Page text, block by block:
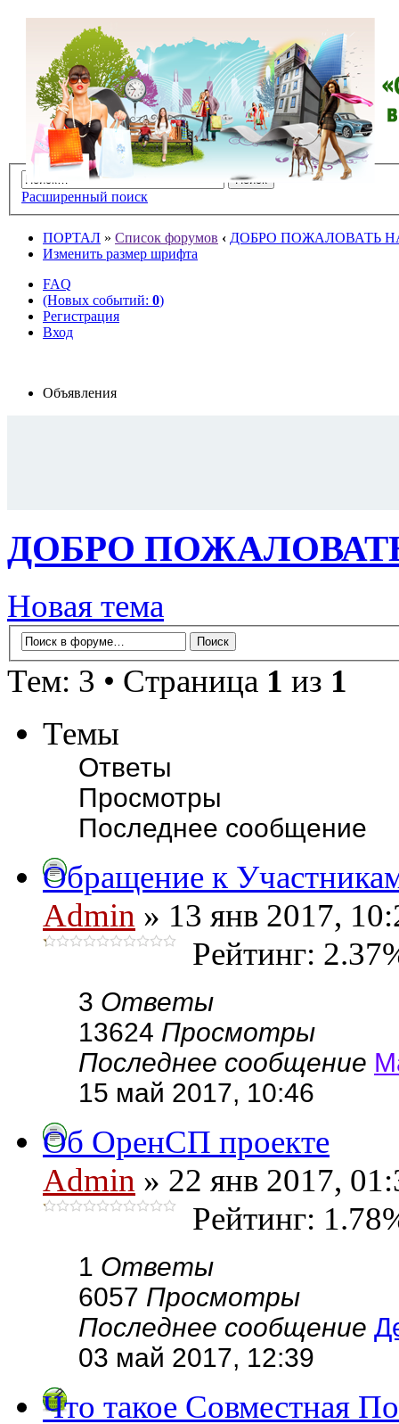
Расширенный поиск
ПОРТАЛ » Список форумов ‹ ДОБРО ПОЖАЛОВАТЬ
Изменить размер шрифта
FAQ
(Новых событий: 0)
Регистрация
Вход
Объявления
ДОБРО
Новая тема
Тем: 3 • Страница 1 из 1
Темы
Ответы
Просмотры
Последнее сообщение
Обращение к
Admin » 13 янв 2017,
Рейтинг:
3 Ответы
13624 Просмотры
Последнее сообщение
15 май 2017, 10:46
Об ОренСП проекте
Admin » 22 янв 2017,
Рейтинг:
1 Ответы
6057 Просмотры
Последнее сообщение
03 май 2017, 12:39
Что такое Совместная